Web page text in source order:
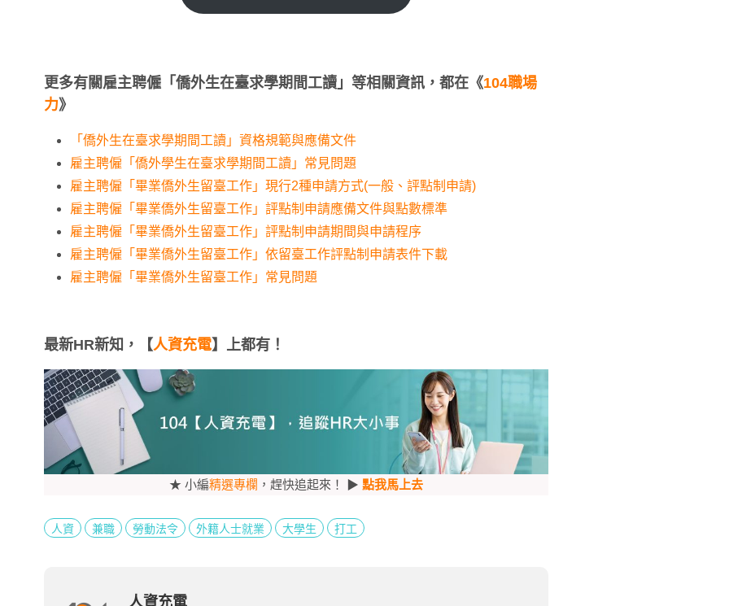
更多有關雇主聘僱「僑外生在臺求學期間工讀」等相關資訊，都在《104職場
力》
「僑外生在臺求學期間工讀」資格規範與應備文件
雇主聘僱「僑外學生在臺求學期間工讀」常見問題
雇主聘僱「畢業僑外生留臺工作」現行2種申請方式(一般、評點制申請)
雇主聘僱「畢業僑外生留臺工作」評點制申請應備文件與點數標準
雇主聘僱「畢業僑外生留臺工作」評點制申請期間與申請程序
雇主聘僱「畢業僑外生留臺工作」依留臺工作評點制申請表件下載
雇主聘僱「畢業僑外生留臺工作」常見問題
最新HR新知，【人資充電】上都有！
★ 小編精選專欄 ，趕快追起來！ ▶ 點我馬上去
人資 兼職 勞動法令 外籍人士就業 大學生 打工
人資充電